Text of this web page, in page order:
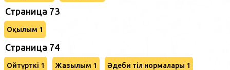
Страница 73
Оқылым 1
Страница 74
Ойтүрткі 1 Жазылым 1 Әдеби тіл нормалары 1